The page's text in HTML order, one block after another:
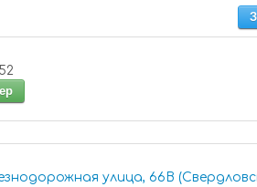
52
улица, 66В